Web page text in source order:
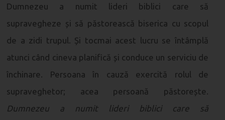
Dumnezeu a numit lideri biblici care să
supravegheze și să păstorească biserica cu scopul
de a zidi trupul. Și tocmai acest lucru se întâmplă
atunci când cineva planifică și conduce un serviciu de
închinare. Persoana în cauză exercită rolul de
supraveghetor; acea persoană păstorește.
Dumnezeu a numit lideri biblici care să